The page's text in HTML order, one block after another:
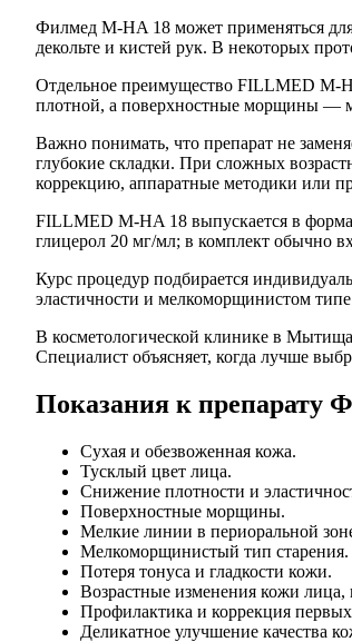
Филмед M-HA 18 может применяться
декольте и кистей рук. В некоторых
Отдельное преимущество FILLMED M-
плотной, а поверхностные морщины —
Важно понимать, что препарат не
глубокие складки. При сложных
коррекцию, аппаратные методики или
FILLMED M-HA 18 выпускается в
глицерол 20 мг/мл; в комплект обычно
Курс процедур подбирается
эластичности и мелкоморщинистом
В косметологической клинике в
Специалист объясняет, когда лучше
Показания к препарату
Сухая и обезвоженная кожа.
Тусклый цвет лица.
Снижение плотности и
Поверхностные морщины.
Мелкие линии в периоральной
Мелкоморщинистый тип старения.
Потеря тонуса и гладкости кожи.
Возрастные изменения кожи лица,
Профилактика и коррекция
Деликатное улучшение качества